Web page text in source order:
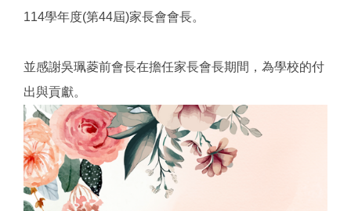
114學年度(第44屆)家長會會長。
並感謝吳珮菱前會長在擔任家長會長期間，為學校的付
出與貢獻。